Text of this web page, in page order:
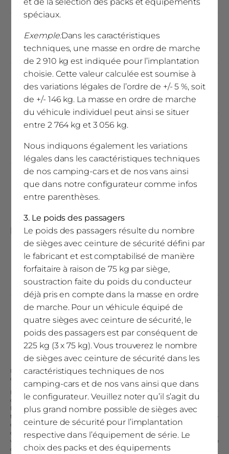
2000 x 8002000 x 800
Couchages
Extension à X couchages
Nombre de ceintures de sécurité 3 points
Équipement
Capacité à la batterie (Ah)
1 x 80 Ah gel
Coffre à gaz
2 x 11 kg
(1)
Le poids total autorisé en charge se réfère au poids total défini par le fabricant,
que le véhicule en ordre de marche ne doit pas dépasser.
(2)
de carburant rempli à au moins 90 % de sa capacité de remplissage, y compris
le poids du conducteur comptabilisé à raison de 75 kg, du carburant et des
fluides, avec équipement standard selon les indications du fabricant ainsi que, le
cas échéant, le poids de la structure, de la cabine du conducteur, de l’attelage et
du kit de réparation des pneus. Il s’agit d’une valeur calculée soumise à des
variations légales jusqu’à ± 5 % (voir les infos entre parenthèses). Étant donné que
ces variations légales ont un impact sur la charge utile du véhicule et par
spéciaux.
Exemple:Dans les caractéristiques
techniques, une masse en ordre de marche
de 2 910 kg est indiquée pour l’implantation
choisie. Cette valeur calculée est soumise à
des variations légales de l’ordre de +/- 5 %, soit
de +/- 146 kg. La masse en ordre de marche
du véhicule individuel peut ainsi se situer
entre 2 764 kg et 3 056 kg.
Nous indiquons également les variations
légales dans les caractéristiques techniques
de nos camping-cars et de nos vans ainsi
que dans notre configurateur comme infos
entre parenthèses.
3. Le poids des passagers
Le poids des passagers résulte du nombre
de sièges avec ceinture de sécurité défini par
le fabricant et est comptabilisé de manière
forfaitaire à raison de 75 kg par siège,
soustraction faite du poids du conducteur
déjà pris en compte dans la masse en ordre
de marche. Pour un véhicule équipé de
quatre sièges avec ceinture de sécurité, le
poids des passagers est par conséquent de
225 kg (3 x 75 kg). Vous trouverez le nombre
de sièges avec ceinture de sécurité dans les
caractéristiques techniques de nos
camping-cars et de nos vans ainsi que dans
le configurateur. Veuillez noter qu’il s’agit du
plus grand nombre possible de sièges avec
ceinture de sécurité pour l’implantation
respective dans l’équipement de série. Le
choix des packs et des équipements